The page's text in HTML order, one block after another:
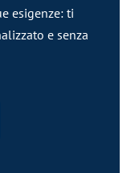
esigenze: ti
e senza